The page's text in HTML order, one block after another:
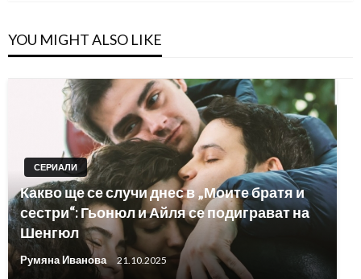
YOU MIGHT ALSO LIKE
СЕРИАЛИ
Какво ще се случи днес в „Моите братя и
сестри“: Гьонюл и Айля се подиграват на
Шенгюл
Румяна Иванова 21.10.2025